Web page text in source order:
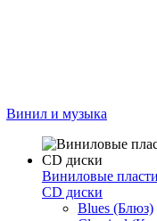
Винил и музыка
Виниловые
CD диски
Blues (Блюз)